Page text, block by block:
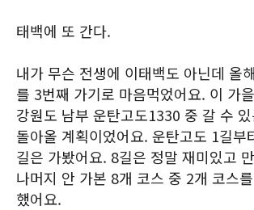
태백에 또 간다.
내가 무슨 전생에 이태백도 아닌데 올
를 3번째 가기로 마음먹었어요. 이 가
강원도 남부 운탄고도1330 중 갈 수
돌아올 계획이었어요. 운탄고도 1길부
길은 가봤어요. 8길은 정말 재미있고
나머지 안 가본 8개 코스 중 2개 코스
했어요.